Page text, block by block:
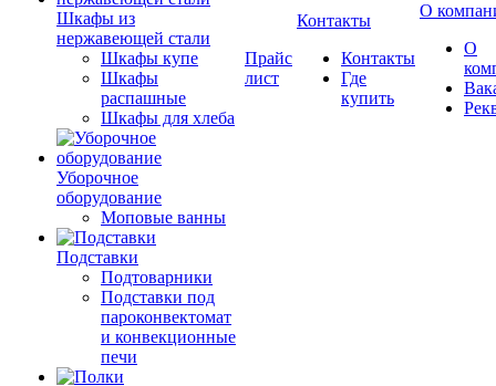
Шкафы из
нержавеющей стали
Шкафы купе
Шкафы
распашные
Шкафы для хлеба
Уборочное
оборудование
Моповые ванны
Подставки
Подтоварники
Подставки под
пароконвектомат
и конвекционные
печи
Прайс
лист
Контакты
Контакты
Где
купить
О
О